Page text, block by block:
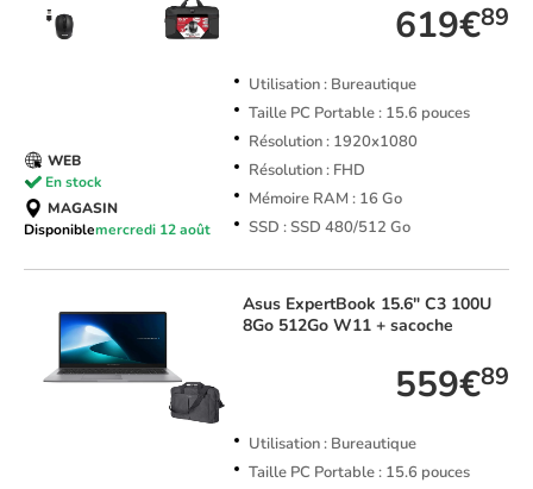
619€89
Utilisation : Bureautique
Taille PC Portable : 15.6 pouces
Résolution : 1920x1080
Résolution : FHD
Mémoire RAM : 16 Go
SSD : SSD 480/512 Go
WEB
En stock
MAGASIN
Disponiblemercredi 12 août
Asus ExpertBook 15.6" C3 100U
8Go 512Go W11 + sacoche
559€89
Utilisation : Bureautique
Taille PC Portable : 15.6 pouces